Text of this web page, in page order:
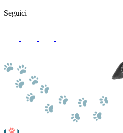
Seguici